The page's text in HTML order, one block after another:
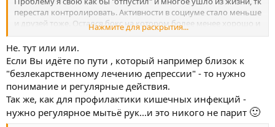
перестал контролировать. Активности в социуме стало меньше
и друзей тоже. Остался бокс на котором более менее хорошо и
интересно, удовлетворение от занятий порой колоссальное.
Нажмите для раскрытия...
Не. тут или или.
Если Вы идёте по пути , который например близок к
"безлекарственному лечению депрессии" - то нужно
понимание и регулярные действия.
Так же, как для профилактики кишечных инфекций -
нужно регулярное мытьё рук...и это никого не парит 🙂